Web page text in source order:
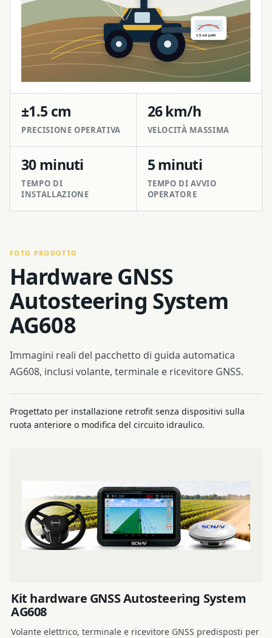
±1.5 cm
PRECISIONE OPERATIVA
26 km/h
VELOCITÀ MASSIMA
30 minuti
TEMPO DI
INSTALLAZIONE
5 minuti
TEMPO DI AVVIO
OPERATORE
FOTO PRODOTTO
Hardware GNSS
Autosteering System
AG608
Immagini reali del pacchetto di guida automatica
AG608, inclusi volante, terminale e ricevitore GNSS.
Progettato per installazione retrofit senza dispositivi sulla
ruota anteriore o modifica del circuito idraulico.
Kit hardware GNSS Autosteering System
AG608
Volante elettrico, terminale e ricevitore GNSS predisposti per